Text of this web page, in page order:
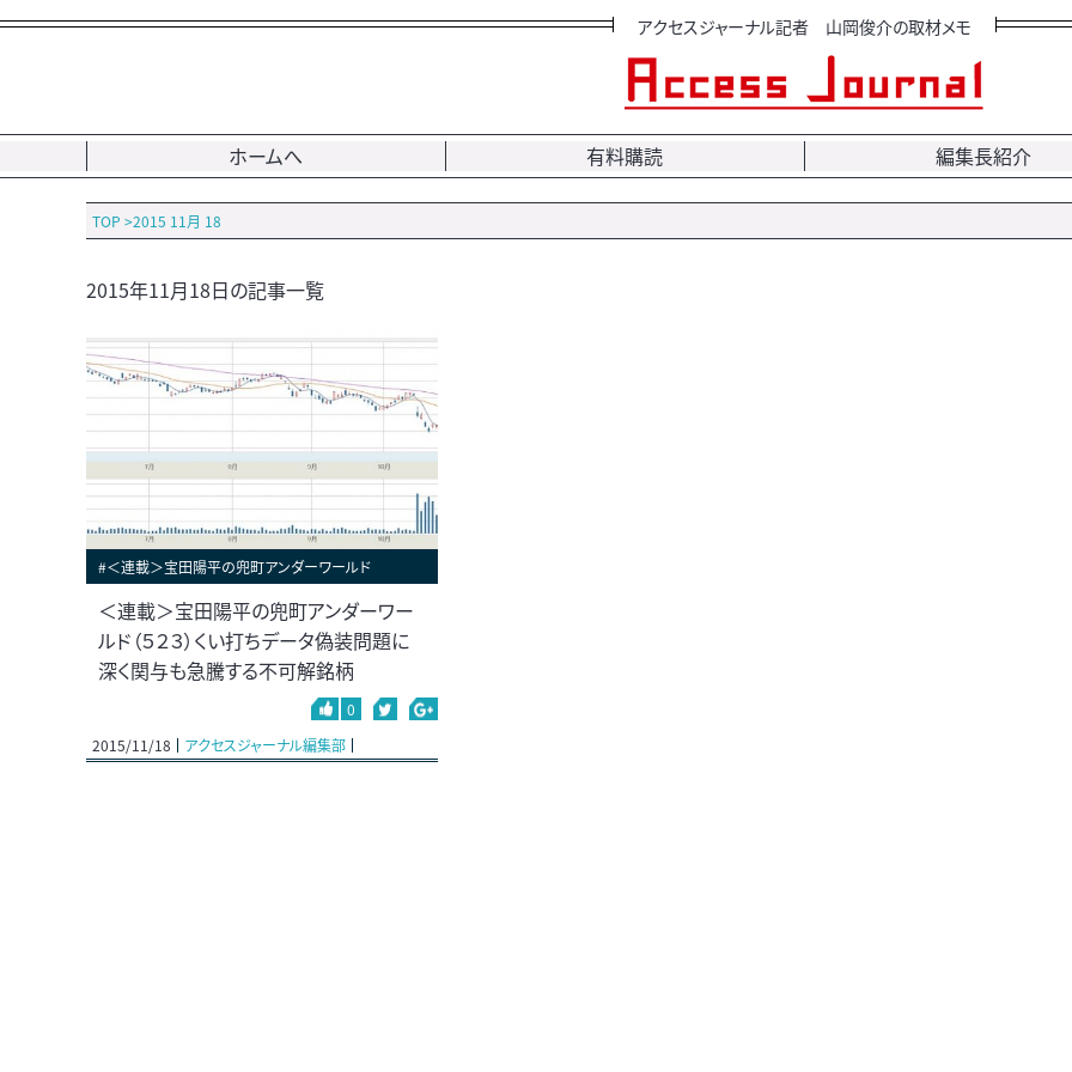
アクセスジャーナル記者 山岡俊介の取材メモ
ホームへ 有料購読 編集長紹介
TOP >2015 11月 18
2015年11月18日の記事一覧
#＜連載＞宝田陽平の兜町アンダーワールド
＜連載＞宝田陽平の兜町アンダーワー
ルド（５２３）くい打ちデータ偽装問題に
深く関与も急騰する不可解銘柄
0
2015/11/18
アクセスジャーナル編集部